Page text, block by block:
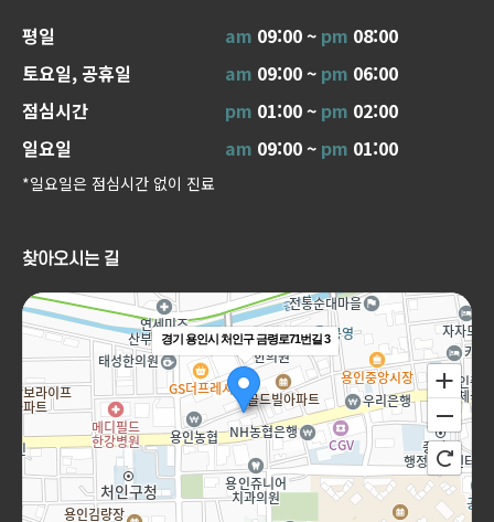
평일 am 09:00 ~ pm 08:00
토요일, 공휴일
am 09:00 ~ pm 06:00
점심시간
pm 01:00 ~ pm 02:00
일요일
am 09:00 ~ pm 01:00
*일요일은 점심시간 없이 진료
찾아오시는 길
경기 용인시 처인구 금령로71번길 3